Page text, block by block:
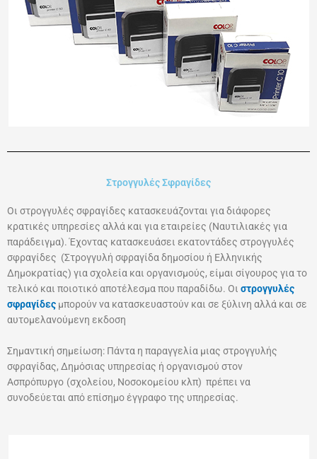
Στρογγυλές Σφραγίδες
Οι στρογγυλές σφραγίδες κατασκευάζονται για διάφορες
κρατικές υπηρεσίες αλλά και για εταιρείες (Ναυτιλιακές για
παράδειγμα). Έχοντας κατασκευάσει εκατοντάδες στρογγυλές
σφραγίδες (Στρογγυλή σφραγίδα δημοσίου ή Ελληνικής
Δημοκρατίας) για σχολεία και οργανισμούς, είμαι σίγουρος για το
τελικό και ποιοτικό αποτέλεσμα που παραδίδω. Οι στρογγυλές
σφραγίδες μπορούν να κατασκευαστούν και σε ξύλινη αλλά και σε
αυτομελανούμενη εκδοση
Σημαντική σημείωση: Πάντα η παραγγελία μιας στρογγυλής
σφραγίδας, Δημόσιας υπηρεσίας ή οργανισμού στον
Ασπρόπυργο (σχολείου, Νοσοκομείου κλπ) πρέπει να
συνοδεύεται από επίσημο έγγραφο της υπηρεσίας.